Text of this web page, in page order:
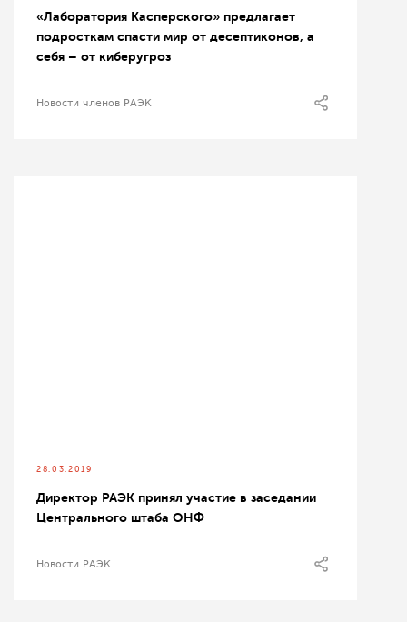
«Лаборатория Касперского» предлагает
подросткам спасти мир от десептиконов, а
себя – от киберугроз
Новости членов РАЭК
28.03.2019
Директор РАЭК принял участие в заседании
Центрального штаба ОНФ
Новости РАЭК